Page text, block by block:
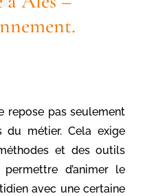
repose pas seulement
du métier. Cela exige
et des outils
d’animer le
avec une certaine